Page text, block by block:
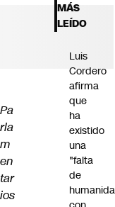
Pa
rla
m
en
tar
ios
MÁS
LEÍDO
Luis
Cordero
afirma
que
ha
existido
una
"falta
de